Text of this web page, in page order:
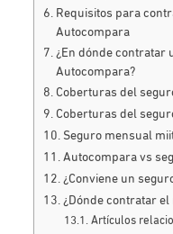
Requisitos para
Autocompara
¿En dónde contratar
Autocompara?
Coberturas del
Coberturas del
Seguro mensual
Autocompara vs
¿Conviene un
¿Dónde contratar
Artículos